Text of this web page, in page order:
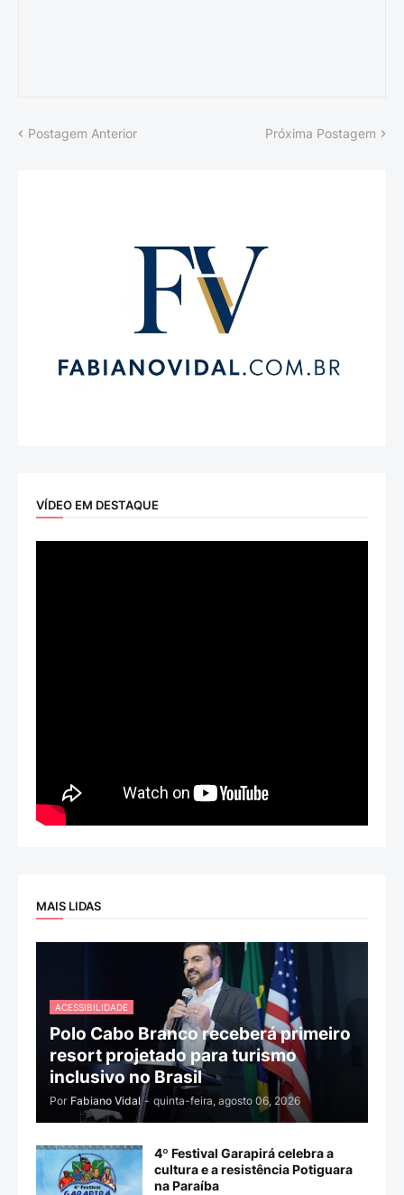
Postagem Anterior Próxima Postagem
VÍDEO EM DESTAQUE
MAIS LIDAS
ACESSIBILIDADE
Polo Cabo Branco receberá primeiro
resort projetado para turismo
inclusivo no Brasil
Por Fabiano Vidal - quinta-feira, agosto 06, 2026
4º Festival Garapirá celebra a
cultura e a resistência Potiguara
na Paraíba